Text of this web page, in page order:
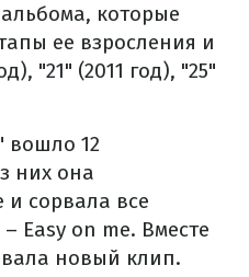
которые
ее взросления и
"21" (2011 год), "25"
вошло 12
них она
и сорвала все
Easy on me. Вместе
новый клип.